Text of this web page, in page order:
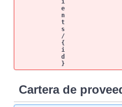
i
e
n
t
s
/
{
i
d
}
Cartera de